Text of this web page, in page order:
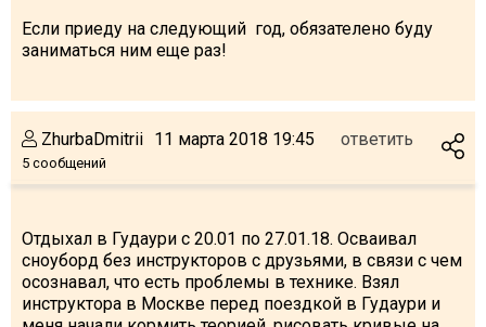
Если приеду на следующий год, обязателено буду
заниматься ним еще раз!
ZhurbaDmitrii
5 сообщений
11 марта 2018 19:45 ответить
Отдыхал в Гудаури с 20.01 по 27.01.18. Осваивал
сноуборд без инструкторов с друзьями, в связи с чем
осознавал, что есть проблемы в технике. Взял
инструктора в Москве перед поездкой в Гудаури и